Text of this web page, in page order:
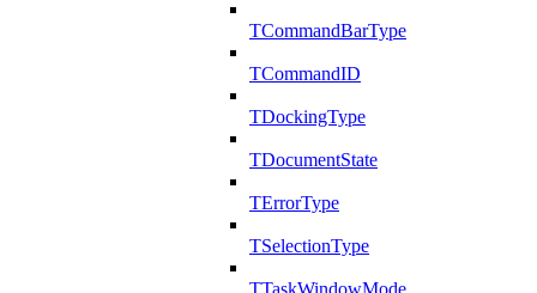
TCommandBarType
TCommandID
TDockingType
TDocumentState
TErrorType
TSelectionType